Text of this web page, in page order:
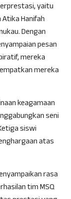
yaitu
Hanifah
Dengan
pesan
mereka
mereka
keagamaan
seni
siswi
atas
rasa
tim MSQ